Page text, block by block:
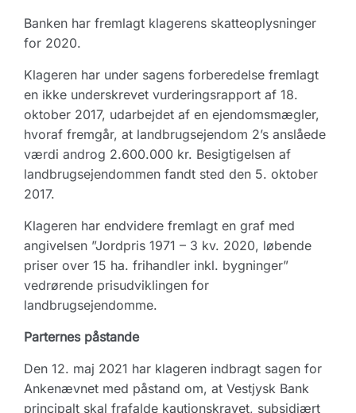
Banken har fremlagt klagerens skatteoplysninger
for 2020.
Klageren har under sagens forberedelse fremlagt
en ikke underskrevet vurderingsrapport af 18.
oktober 2017, udarbejdet af en ejendomsmægler,
hvoraf fremgår, at landbrugsejendom 2’s anslåede
værdi androg 2.600.000 kr. Besigtigelsen af
landbrugsejendommen fandt sted den 5. oktober
2017.
Klageren har endvidere fremlagt en graf med
angivelsen ”Jordpris 1971 – 3 kv. 2020, løbende
priser over 15 ha. frihandler inkl. bygninger”
vedrørende prisudviklingen for
landbrugsejendomme.
Parternes påstande
Den 12. maj 2021 har klageren indbragt sagen for
Ankenævnet med påstand om, at Vestjysk Bank
principalt skal frafalde kautionskravet, subsidiært